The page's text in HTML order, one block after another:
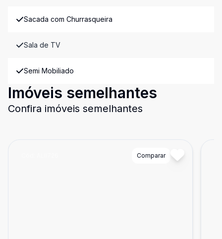
Sacada com Churrasqueira
Sala de TV
Semi Mobiliado
Imóveis semelhantes
Confira imóveis semelhantes
Comparar